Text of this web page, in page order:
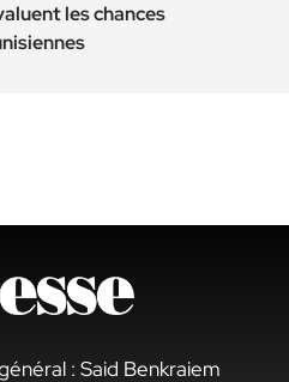
les chances
: Said Benkraiem